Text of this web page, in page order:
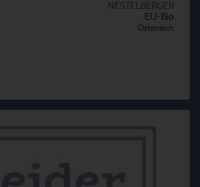
NESTELBERGER
EU-Bio
Österreich